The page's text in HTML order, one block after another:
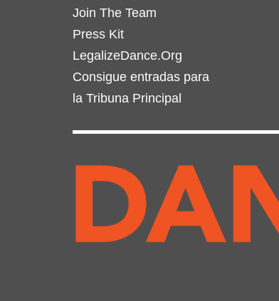
Join The Team
Press Kit
LegalizeDance.Org
Consigue entradas para
la Tribuna Principal